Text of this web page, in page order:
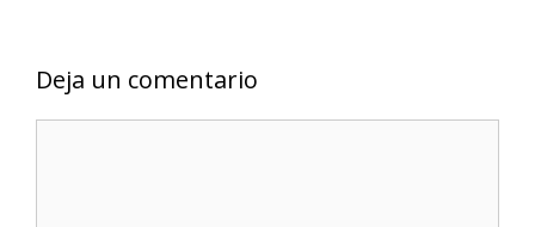
Deja un comentario